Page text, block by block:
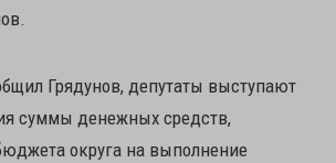
Грядунов, депутаты выступают
суммы денежных средств,
округа на выполнение